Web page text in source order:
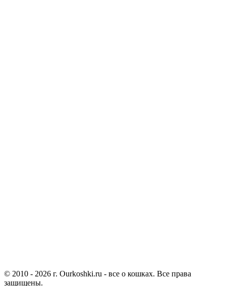
© 2010 - 2026 г. Ourkoshki.ru - все о кошках. Все права
защищены.